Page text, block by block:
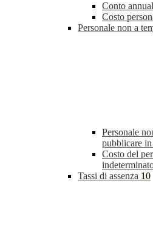
Conto
Costo
Personale non a
Personale
pubblicare
Costo del
Tassi di assenza 10